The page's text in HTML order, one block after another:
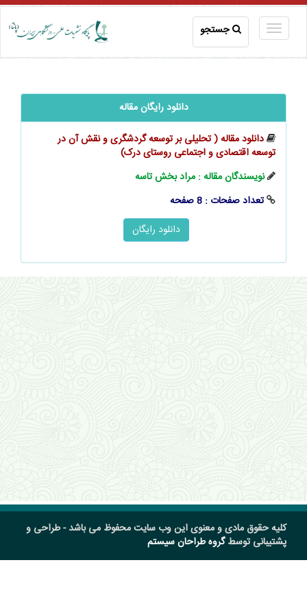
جستجو
دانلود رایگان مقاله
دانلود مقاله ( تحلیلی بر توسعه گردشگری و نقش آن در
توسعه اقتصادی و اجتماعی روستای درک)
نویسندگان مقاله : مراد بخش تاسه
تعداد صفحات : 8 صفحه
کلیه حقوق مادی و معنوی این وب سایت محفوظ می باشد - طراحی و
پشتیبانی توسطگروه طراحان سیستم